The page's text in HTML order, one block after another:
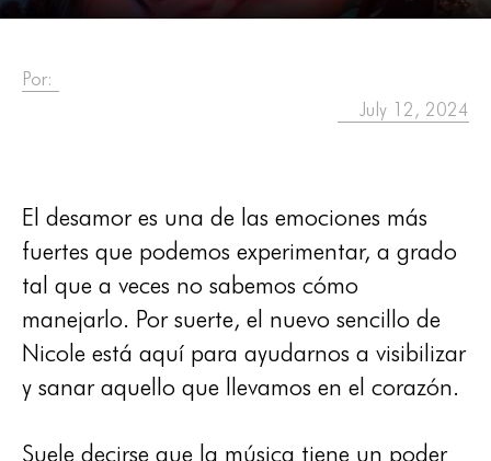
Por:
July 12, 2024
El desamor es una de las emociones más
fuertes que podemos experimentar, a grado
tal que a veces no sabemos cómo
manejarlo. Por suerte, el nuevo sencillo de
Nicole está aquí para ayudarnos a visibilizar
y sanar aquello que llevamos en el corazón.
Suele decirse que la música tiene un poder